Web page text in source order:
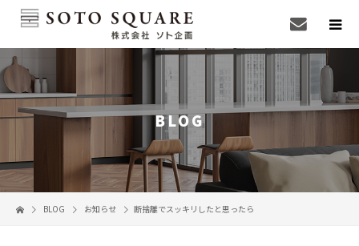
BLOG
BLOG お知らせ 断捨離でスッキリしたと思ったら